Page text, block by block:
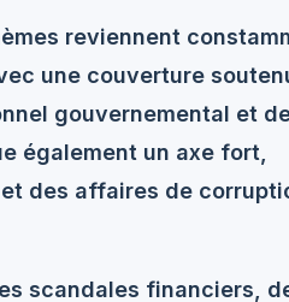
reviennent
une couverture
gouvernemental et
également un axe fort,
des affaires de
scandales financiers,